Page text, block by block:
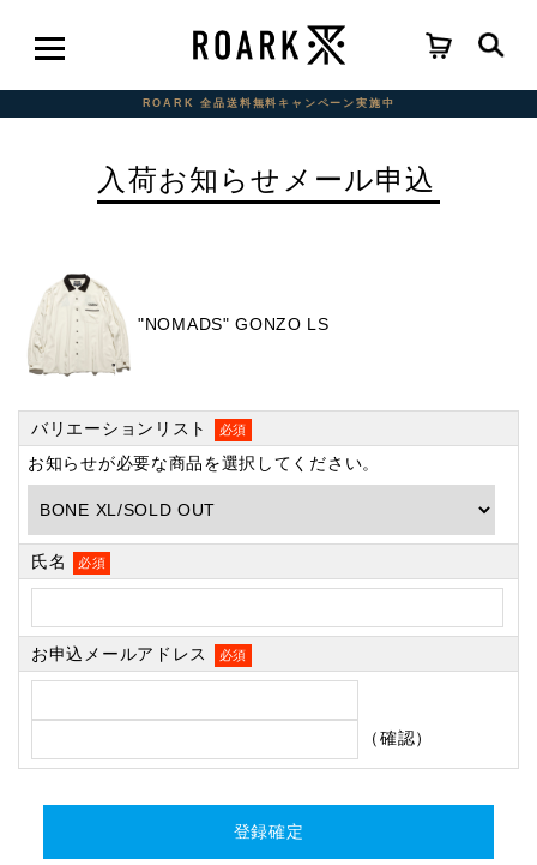
ROARK 全品送料無料キャンペーン実施中
入荷お知らせメール申込
"NOMADS" GONZO LS
バリエーションリスト 必須
お知らせが必要な商品を選択してください。
氏名 必須
お申込メールアドレス 必須
（確認）